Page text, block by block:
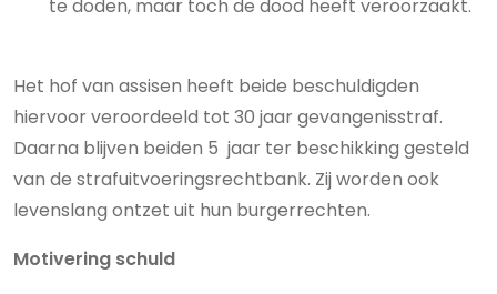
te doden, maar toch de dood heeft veroorzaakt.
Het hof van assisen heeft beide beschuldigden
hiervoor veroordeeld tot 30 jaar gevangenisstraf.
Daarna blijven beiden 5 jaar ter beschikking gesteld
van de strafuitvoeringsrechtbank. Zij worden ook
levenslang ontzet uit hun burgerrechten.
Motivering schuld